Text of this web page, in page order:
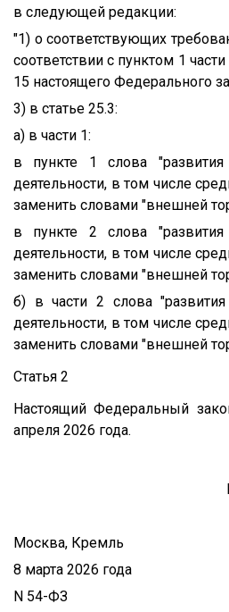
в следующей редакции:
"1) о соответствующих
соответствии с пунктом 1
15 настоящего Федерального
3) в статье 25.3:
а) в части 1:
в пункте 1 слова "развития
деятельности, в том числе
заменить словами "внешней
в пункте 2 слова "развития
деятельности, в том числе
заменить словами "внешней
б) в части 2 слова "развития
деятельности, в том числе
заменить словами "внешней
Статья 2
Настоящий Федеральный
апреля 2026 года.
Москва, Кремль
8 марта 2026 года
N 54-ФЗ